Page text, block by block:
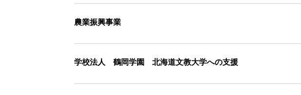
農業振興事業
学校法人 鶴岡学園 北海道文教大学への支援